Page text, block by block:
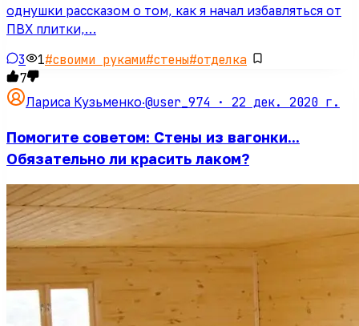
однушки рассказом о том, как я начал избавляться от
ПВХ плитки,…
3 1#своими руками#стены#отделка
7
Лариса Кузьменко·@user_974 · 22 дек. 2020 г.
Помогите советом: Стены из вагонки...
Обязательно ли красить лаком?